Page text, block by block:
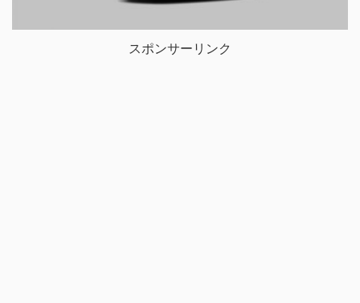
スポンサーリンク